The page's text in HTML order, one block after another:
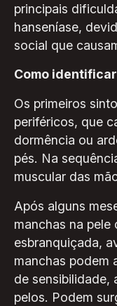
principais
hanseníase,
social que
Como
Os primeiros
periféricos, que
dormência ou
pés. Na
muscular das
Após alguns
manchas na
esbranquiçada,
manchas podem
de sensibilidade,
pelos. Podem